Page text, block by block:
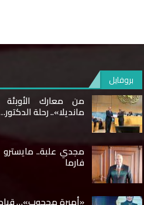
بروفايل
من معارك
مانديلا».. رحلة
مجدي علبة..
فارما
«أميرة محجوب»…